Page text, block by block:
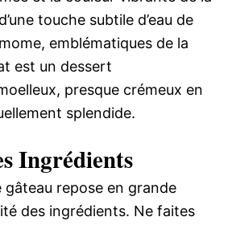
touche subtile d’eau de
emblématiques de la
est un dessert
presque crémeux en
splendide.
Ingrédients
gâteau repose en grande
des ingrédients. Ne faites